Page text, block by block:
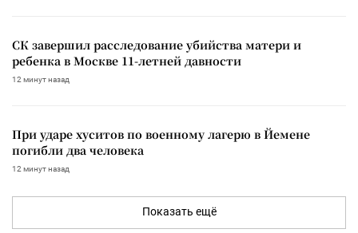
СК завершил расследование убийства матери и
ребенка в Москве 11-летней давности
12 минут назад
При ударе хуситов по военному лагерю в Йемене
погибли два человека
12 минут назад
Показать ещё